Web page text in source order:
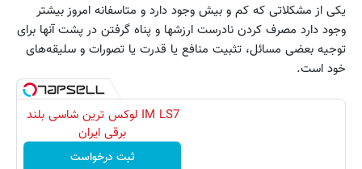
یکی از مشکلاتی که کم و بیش وجود دارد و متاسفانه امروز بیشتر
وجود دارد مصرف کردن نادرست ارزشها و پناه گرفتن در پشت آنها برای
توجیه بعضی مسائل، تثبیت منافع یا قدرت یا تصورات و سلیقه‌های
خود است.
IM LS7 لوکس ترین شاسی بلند
برقی ایران
ثبت درخواست